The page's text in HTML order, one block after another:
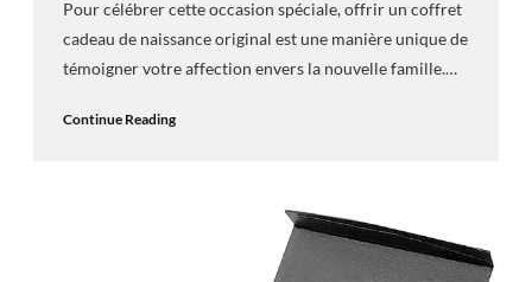
Pour célébrer cette occasion spéciale, offrir un coffret
cadeau de naissance original est une manière unique de
témoigner votre affection envers la nouvelle famille.…
Continue Reading